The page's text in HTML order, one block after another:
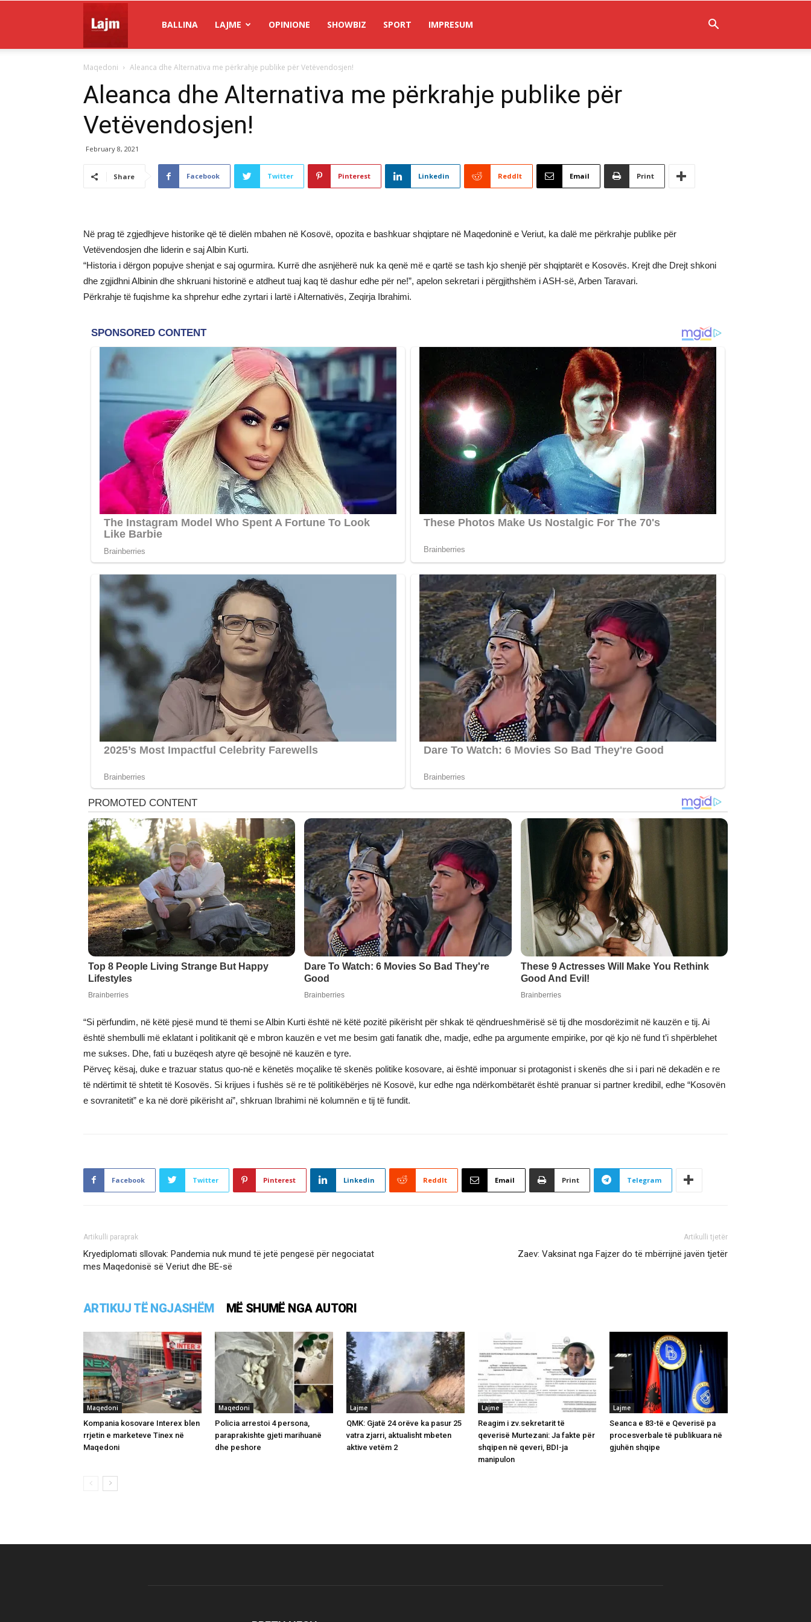
Lajm
BALLINA LAJME OPINIONE SHOWBIZ SPORT IMPRESUM
Maqedoni Aleanca dhe Alternativa me përkrahje publike për Vetëvendosjen!
Aleanca dhe Alternativa me përkrahje publike për
Vetëvendosjen!
February 8, 2021
Share Facebook Twitter Pinterest Linkedin ReddIt Email Print
Në prag të zgjedhjeve historike që të dielën mbahen në Kosovë, opozita e bashkuar shqiptare në Maqedoninë e Veriut, ka dalë me përkrahje publike për
Vetëvendosjen dhe liderin e saj Albin Kurti.
“Historia i dërgon popujve shenjat e saj ogurmira. Kurrë dhe asnjëherë nuk ka qenë më e qartë se tash kjo shenjë për shqiptarët e Kosovës. Krejt dhe Drejt shkoni
dhe zgjidhni Albinin dhe shkruani historinë e atdheut tuaj kaq të dashur edhe për ne!”, apelon sekretari i përgjithshëm i ASH-së, Arben Taravari.
Përkrahje të fuqishme ka shprehur edhe zyrtari i lartë i Alternativës, Zeqirja Ibrahimi.
“Si përfundim, në këtë pjesë mund të themi se Albin Kurti është në këtë pozitë pikërisht për shkak të qëndrueshmërisë së tij dhe mosdorëzimit në kauzën e tij. Ai
është shembulli më eklatant i politikanit që e mbron kauzën e vet me besim gati fanatik dhe, madje, edhe pa argumente empirike, por që kjo në fund t’i shpërblehet
me sukses. Dhe, fati u buzëqesh atyre që besojnë në kauzën e tyre.
Përveç kësaj, duke e trazuar status quo-në e kënetës moçalike të skenës politike kosovare, ai është imponuar si protagonist i skenës dhe si i pari në dekadën e re
të ndërtimit të shtetit të Kosovës. Si krijues i fushës së re të politikëbërjes në Kosovë, kur edhe nga ndërkombëtarët është pranuar si partner kredibil, edhe “Kosovën
e sovranitetit” e ka në dorë pikërisht ai”, shkruan Ibrahimi në kolumnën e tij të fundit.
Facebook Twitter Pinterest Linkedin ReddIt Email Print Telegram
Artikulli paraprak
Kryediplomati sllovak: Pandemia nuk mund të jetë pengesë për negociatat
mes Maqedonisë së Veriut dhe BE-së
Artikulli tjetër
Zaev: Vaksinat nga Fajzer do të mbërrijnë javën tjetër
ARTIKUJ TË NGJASHËM MË SHUMË NGA AUTORI
Maqedoni
Kompania kosovare Interex blen
rrjetin e marketeve Tinex në
Maqedoni
Maqedoni
Policia arrestoi 4 persona,
paraprakishte gjeti marihuanë
dhe peshore
Lajme
QMK: Gjatë 24 orëve ka pasur 25
vatra zjarri, aktualisht mbeten
aktive vetëm 2
Lajme
Reagim i zv.sekretarit të
qeverisë Murtezani: Ja fakte për
shqipen në qeveri, BDI-ja
manipulon
Lajme
Seanca e 83-të e Qeverisë pa
procesverbale të publikuara në
gjuhën shqipe